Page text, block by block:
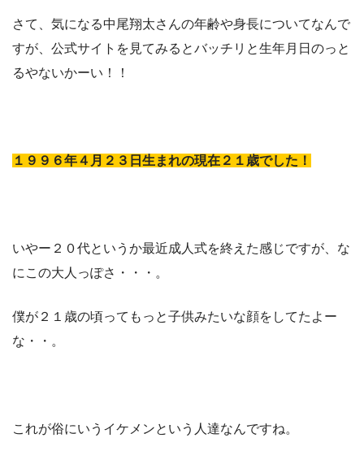
さて、気になる中尾翔太さんの年齢や身長についてなんで
すが、公式サイトを見てみるとバッチリと生年月日のっと
るやないかーい！！
１９９６年４月２３日生まれの現在２１歳でした！
いやー２０代というか最近成人式を終えた感じですが、な
にこの大人っぽさ・・・。
僕が２１歳の頃ってもっと子供みたいな顔をしてたよー
な・・。
これが俗にいうイケメンという人達なんですね。